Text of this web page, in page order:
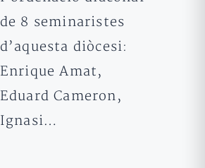
de 8 seminaristes
d’aquesta diòcesi:
Enrique Amat,
Eduard Cameron,
Ignasi…